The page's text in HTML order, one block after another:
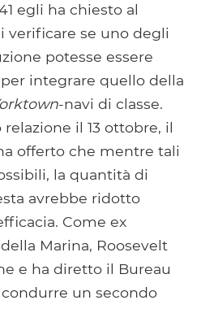
egli ha chiesto al
verificare se uno degli
potesse essere
integrare quello della
-navi di classe.
il 13 ottobre, il
offerto che mentre tali
la quantità di
avrebbe ridotto
Come ex
Marina, Roosevelt
e ha diretto il Bureau
un secondo